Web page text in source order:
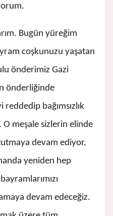
Bugün yüreğim
coşkunuzu yaşatan
önderimiz Gazi
önderliğinde
bağımsızlık
O meşale sizlerin elinde
devam ediyor.
yeniden hep
devam edeceğiz.